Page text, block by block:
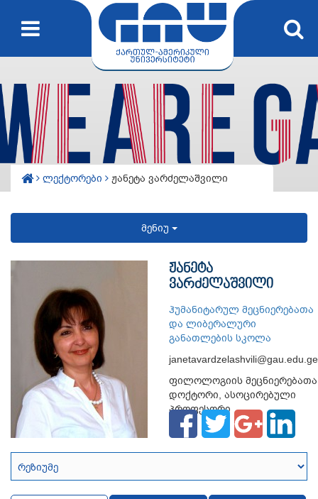
ლექტორები ჟანეტა ვარძელაშვილი
მენიუ
ჟანეტა
ვარძელაშვილი
ჰუმანიტარულ მეცნიერებათა
და ლიბერალური
განათლების სკოლა
janetavardzelashvili@gau.edu.ge
ფილოლოგიის მეცნიერებათა
დოქტორი, ასოცირებული
პროფესორი